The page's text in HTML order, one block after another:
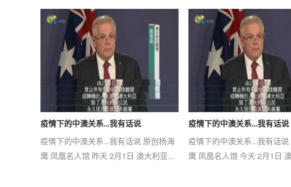
疫情下的中澳关系...我有话说
疫情下的中澳关系...我有话说 原创杨海
鹰 凤凰名人馆 昨天 2月1日 澳大利亚...
疫情下的中澳关系...我有话说
疫情下的中澳关系...我有话
鹰 凤凰名人馆 今天 2月1日